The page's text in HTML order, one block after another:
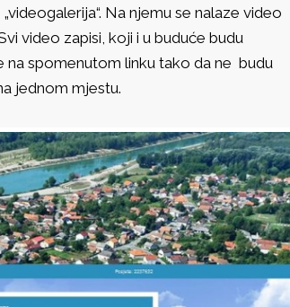
Na njemu se nalaze video
video zapisi, koji i u buduće budu
na spomenutom linku tako da ne budu
jednom mjestu.